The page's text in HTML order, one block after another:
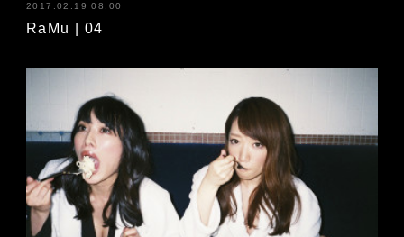
2017.02.19 08:00
RaMu | 04